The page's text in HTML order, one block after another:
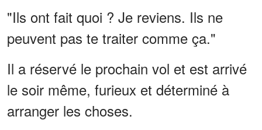
"Ils ont fait quoi ? Je reviens. Ils ne
peuvent pas te traiter comme ça."
Il a réservé le prochain vol et est arrivé
le soir même, furieux et déterminé à
arranger les choses.